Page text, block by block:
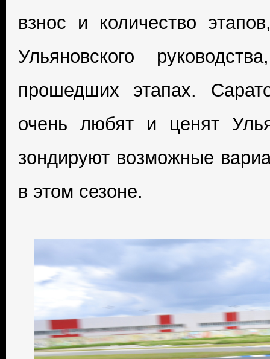
взнос и количество
Ульяновского
прошедших этапах.
очень любят и ценят
зондируют возможные
в этом сезоне.